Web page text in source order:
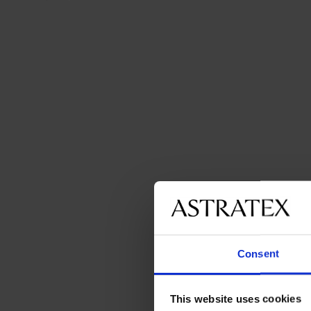
Consent
This website uses cookies